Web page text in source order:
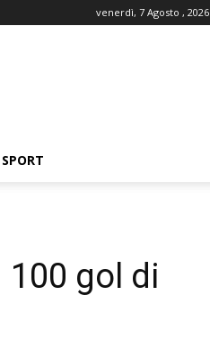
venerdì, 7 Agosto , 2026
SPORT
gol di